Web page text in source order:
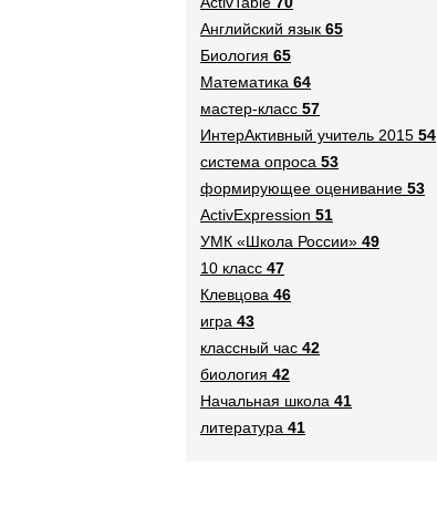
Английский язык 65
Биология 65
Математика 64
мастер-класс 57
ИнтерАктивный учитель 2015 54
система опроса 53
формирующее оценивание 53
ActivExpression 51
УМК «Школа России» 49
10 класс 47
Клевцова 46
игра 43
классный час 42
биология 42
Начальная школа 41
литература 41